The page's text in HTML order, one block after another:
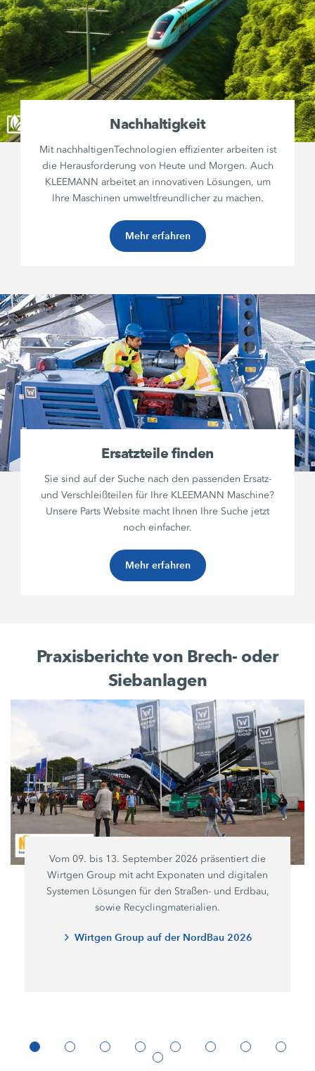
Nachhaltigkeit
Mit nachhaltigenTechnologien effizienter arbeiten ist
die Herausforderung von Heute und Morgen. Auch
KLEEMANN arbeitet an innovativen Lösungen, um
Ihre Maschinen umweltfreundlicher zu machen.
Mehr erfahren
Ersatzteile finden
Sie sind auf der Suche nach den passenden Ersatz-
und Verschleißteilen für Ihre KLEEMANN Maschine?
Unsere Parts Website macht Ihnen Ihre Suche jetzt
noch einfacher.
Mehr erfahren
Praxisberichte von Brech- oder
Siebanlagen
Vom 09. bis 13. September 2026 präsentiert die
Wirtgen Group mit acht Exponaten und digitalen
Systemen Lösungen für den Straßen- und Erdbau,
sowie Recyclingmaterialien.
Wirtgen Group auf der NordBau 2026